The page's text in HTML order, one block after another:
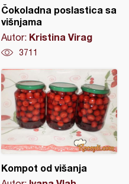
Čokoladna poslastica sa
višnjama
Autor: Kristina Virag
3711
Kompot od višanja